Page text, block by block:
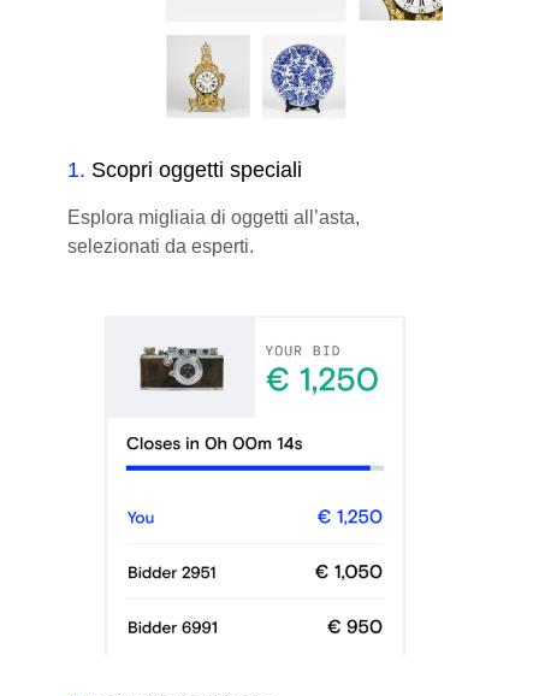
1. Scopri oggetti speciali
Esplora migliaia di oggetti all’asta,
selezionati da esperti.